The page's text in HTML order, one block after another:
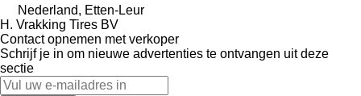
Nederland, Etten-Leur
H. Vrakking Tires BV
Contact opnemen met verkoper
Schrijf je in om nieuwe advertenties te ontvangen uit deze
sectie